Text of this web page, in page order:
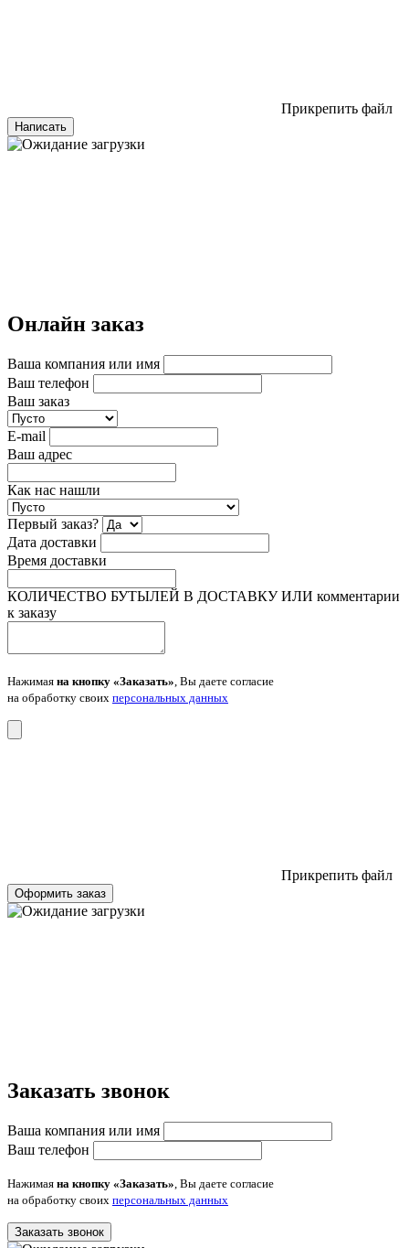
Прикрепить файл
Написать
Онлайн заказ
Ваша компания или имя
Ваш телефон
Ваш заказ
E-mail
Ваш адрес
Как нас нашли
Первый заказ?
Дата доставки
Время доставки
КОЛИЧЕСТВО БУТЫЛЕЙ В ДОСТАВКУ ИЛИ комментарии
к заказу
Нажимая на кнопку «Заказать» , Вы даете согласие
на обработку своих персональных данных
Прикрепить файл
Оформить заказ
Заказать звонок
Ваша компания или имя
Ваш телефон
Нажимая на кнопку «Заказать» , Вы даете согласие
на обработку своих персональных данных
Заказать звонок